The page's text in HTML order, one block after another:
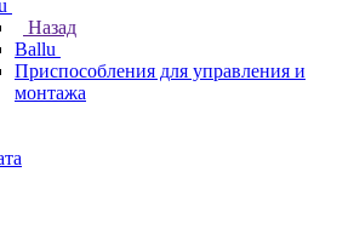
Назад
Ballu
Приспособления для управления и
монтажа